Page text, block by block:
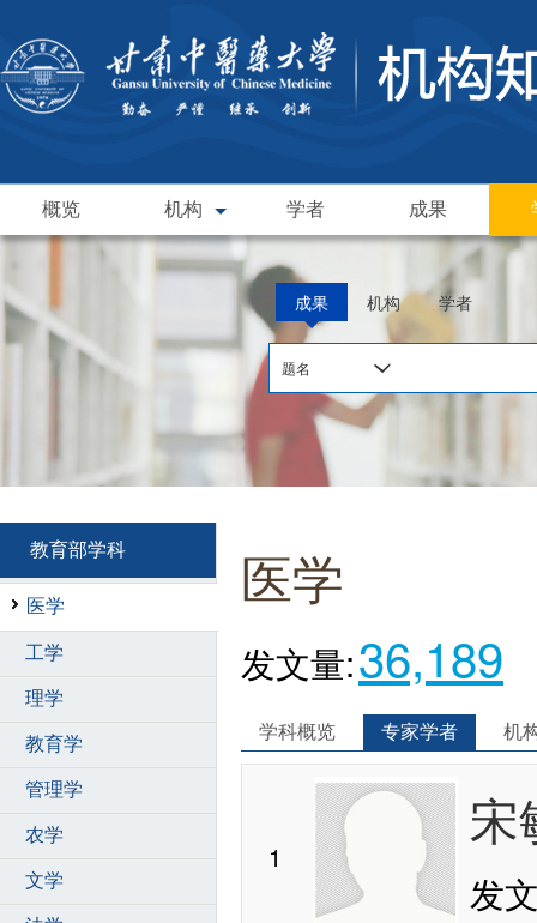
概览 机构 学者 成果
成果 机构 学者
题名
教育部学科
医学
工学
理学
教育学
管理学
农学
文学
医学
发文量:36,189
学科概览 专家学者 机
宋
1
发